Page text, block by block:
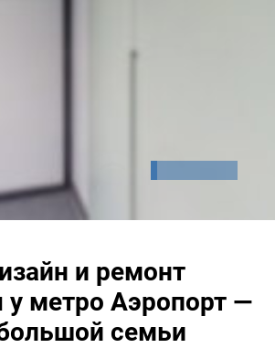
и ремонт
у метро Аэропорт —
семьи